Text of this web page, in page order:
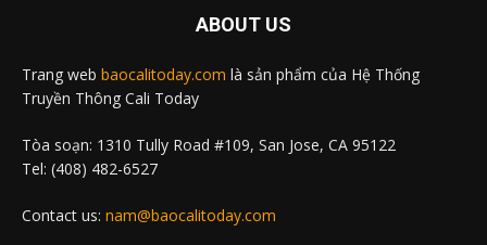
ABOUT US
Trang web baocalitoday.com là sản phẩm của Hệ Thống
Truyền Thông Cali Today
Tòa soạn: 1310 Tully Road #109, San Jose, CA 95122
Tel: (408) 482-6527
Contact us: nam@baocalitoday.com